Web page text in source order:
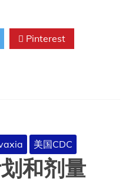
Pinterest
美国CDC
和剂量